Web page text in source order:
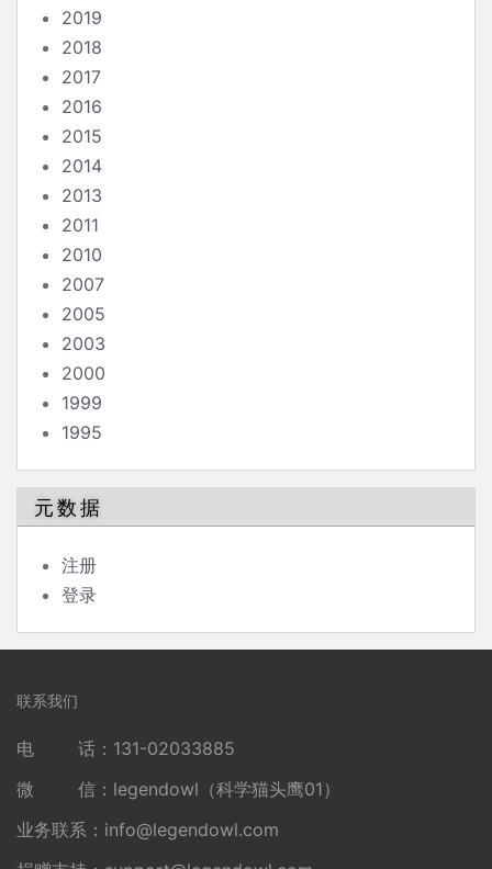
2019
2018
2017
2016
2015
2014
2013
2011
2010
2007
2005
2003
2000
1999
1995
元数据
注册
登录
联系我们
电 话：131-02033885
微 信：legendowl（科学猫头鹰01）
业务联系： info@legendowl.com